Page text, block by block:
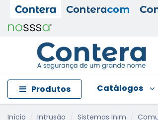
Produtos Catálogos
Início Intrusão Sistemas Inim